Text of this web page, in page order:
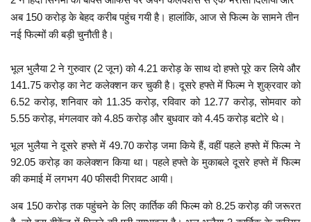
अब 150 करोड़ के बेहद करीब पहुंच गयी है। हालांकि, आज से फिल्म के सामने तीन
नई फिल्मों की बड़ी चुनौती है।
भूल भुलैया 2 ने गुरुवार (2 जून) को 4.21 करोड़ के साथ दो हफ्ते पूरे कर लिये और
141.75 करोड़ का नेट कलेक्शन कर चुकी है। दूसरे हफ्ते में फिल्म ने शुक्रवार को
6.52 करोड़, शनिवार को 11.35 करोड़, रविवार को 12.77 करोड़, सोमवार को
5.55 करोड़, मंगलवार को 4.85 करोड़ और बुधवार को 4.45 करोड़ बटोरे थे।
भूल भुलैया ने दूसरे हफ्ते में 49.70 करोड़ जमा किये हैं, वहीं पहले हफ्ते में फिल्म ने
92.05 करोड़ का कलेक्शन किया था। पहले हफ्ते के मुकाबले दूसरे हफ्ते में फिल्म
की कमाई में लगभग 40 फीसदी गिरावट आयी।
अब 150 करोड़ तक पहुंचने के लिए कार्तिक की फिल्म को 8.25 करोड़ की जरूरत